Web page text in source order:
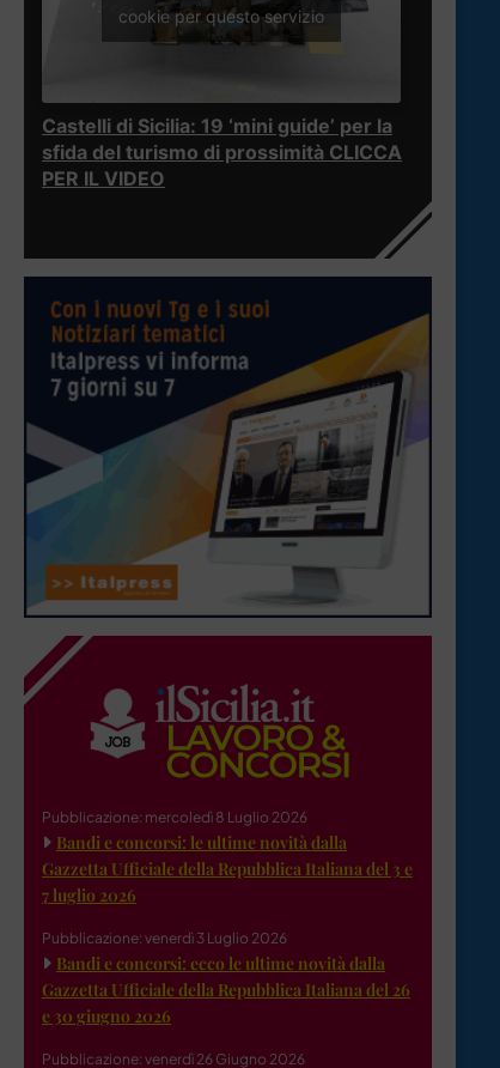
cookie per questo servizio
Castelli di Sicilia: 19 ‘mini guide’ per la
sfida del turismo di prossimità CLICCA
PER IL VIDEO
Pubblicazione: mercoledì 8 Luglio 2026
Bandi e concorsi: le ultime novità dalla
Gazzetta Ufficiale della Repubblica Italiana del 3 e
7 luglio 2026
Pubblicazione: venerdì 3 Luglio 2026
Bandi e concorsi: ecco le ultime novità dalla
Gazzetta Ufficiale della Repubblica Italiana del 26
e 30 giugno 2026
Pubblicazione: venerdì 26 Giugno 2026